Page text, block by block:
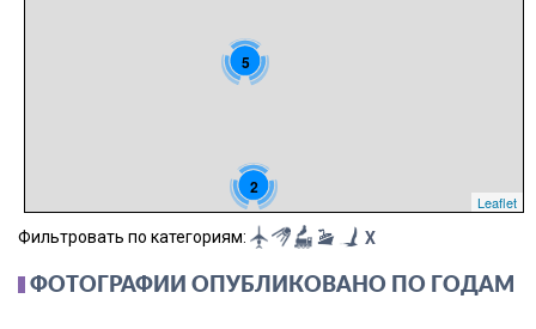
2
5
Leaflet
Фильтровать по категориям:
X
ФОТОГРАФИИ ОПУБЛИКОВАНО ПО ГОДАМ